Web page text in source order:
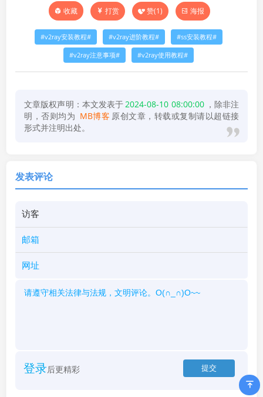
收藏 打赏 赞(1) 海报
v2ray安装教程 v2ray进阶教程 ss安装教程
v2ray注意事项 v2ray使用教程
文章版权声明：本文发表于2024-08-10 08:00:00 ，除非注
明，否则均为 MB博客 原创文章，转载或复制请以超链接
形式并注明出处。
发表评论
登录后更精彩